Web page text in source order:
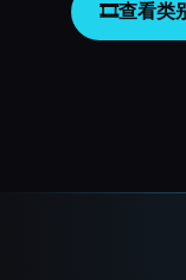
🎞️查看类